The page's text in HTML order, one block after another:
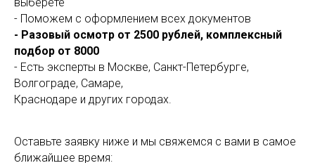
- Поможем с оформлением всех документов
- Разовый осмотр от 2500 рублей, комплексный
подбор от 8000
- Есть эксперты в Москве, Санкт-Петербурге,
Волгограде, Самаре,
Краснодаре и других городах.
Оставьте заявку ниже и мы свяжемся с вами в самое
ближайшее время: